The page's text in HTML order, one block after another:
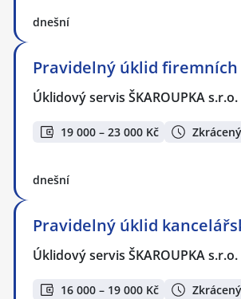
dnešní
Pravidelný úklid
Úklidový servis ŠKAROUPKA s.r.o.
19 000 – 23 000 Kč
dnešní
Pravidelný úklid
Úklidový servis ŠKAROUPKA s.r.o.
16 000 – 19 000 Kč